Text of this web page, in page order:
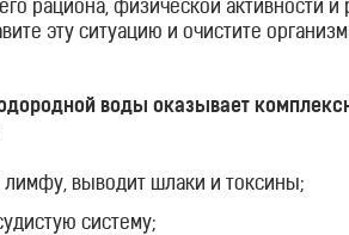
рациона, физической активности и
эту ситуацию и очистите
воды оказывает
лимфу, выводит шлаки и токсины;
систему;